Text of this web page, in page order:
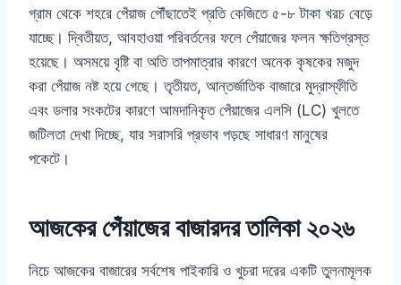
গ্রাম থেকে শহরে পেঁয়াজ পৌঁছাতেই প্রতি কেজিতে ৫-৮ টাকা খরচ বেড়ে
যাচ্ছে। দ্বিতীয়ত, আবহাওয়া পরিবর্তনের ফলে পেঁয়াজের ফলন ক্ষতিগ্রস্ত
হয়েছে। অসময়ে বৃষ্টি বা অতি তাপমাত্রার কারণে অনেক কৃষকের মজুদ
করা পেঁয়াজ নষ্ট হয়ে গেছে। তৃতীয়ত, আন্তর্জাতিক বাজারে মুদ্রাস্ফীতি
এবং ডলার সংকটের কারণে আমদানিকৃত পেঁয়াজের এলসি (LC) খুলতে
জটিলতা দেখা দিচ্ছে, যার সরাসরি প্রভাব পড়ছে সাধারণ মানুষের
পকেটে।
আজকের পেঁয়াজের বাজারদর তালিকা ২০২৬
নিচে আজকের বাজারের সর্বশেষ পাইকারি ও খুচরা দরের একটি তুলনামূলক